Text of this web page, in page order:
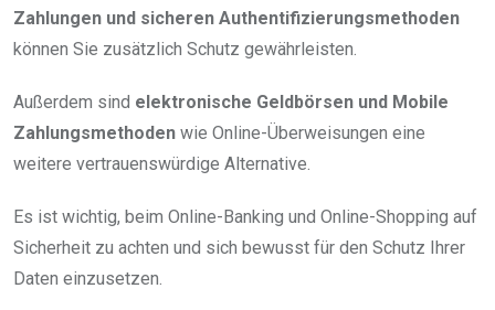
Zahlungen und sicheren Authentifizierungsmethoden
können Sie zusätzlich Schutz gewährleisten.
Außerdem sind elektronische Geldbörsen und Mobile
Zahlungsmethoden wie Online-Überweisungen eine
weitere vertrauenswürdige Alternative.
Es ist wichtig, beim Online-Banking und Online-Shopping auf
Sicherheit zu achten und sich bewusst für den Schutz Ihrer
Daten einzusetzen.